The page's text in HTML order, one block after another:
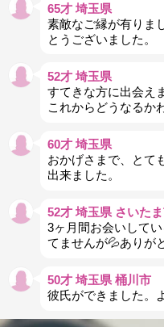
65才 埼玉県
素敵なご縁が有りま
とうございました。
52才 埼玉県
すてきな方に出会え
これからどうなるか
60才 埼玉県
おかげさまで、とて
出来ました。
52才 埼玉県 さいた
3ヶ月間お会いして
てませんが💦ありが
50才 埼玉県 桶川市
彼氏ができました。